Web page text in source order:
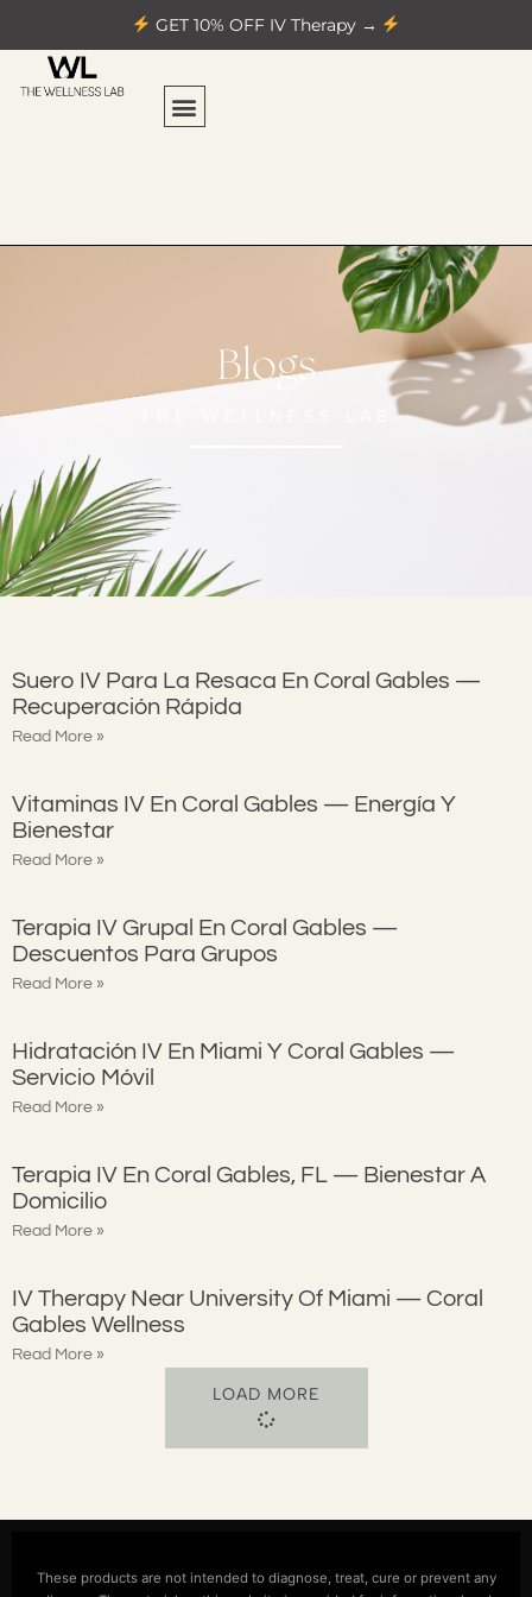
GET 10% OFF IV Therapy →
Blogs
Suero IV Para La Resaca En Coral Gables —
Recuperación Rápida
Read More »
Vitaminas IV En Coral Gables — Energía Y
Bienestar
Read More »
Terapia IV Grupal En Coral Gables —
Descuentos Para Grupos
Read More »
Hidratación IV En Miami Y Coral Gables —
Servicio Móvil
Read More »
Terapia IV En Coral Gables, FL — Bienestar A
Domicilio
Read More »
IV Therapy Near University Of Miami — Coral
Gables Wellness
Read More »
LOAD MORE
These products are not intended to diagnose, treat, cure or prevent any